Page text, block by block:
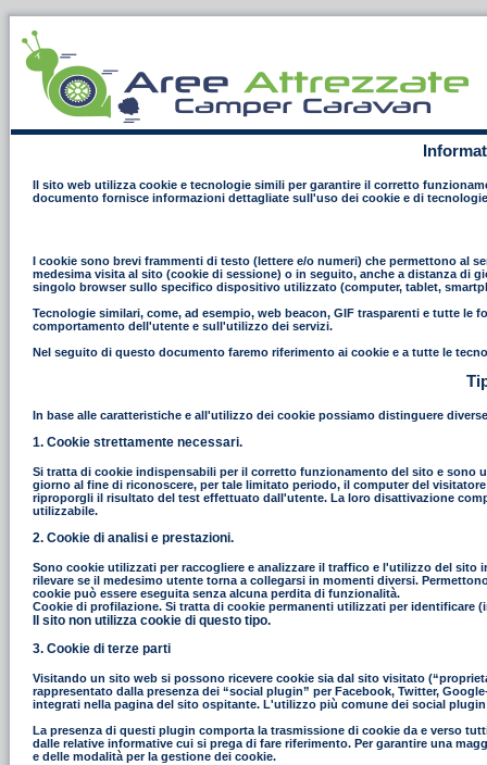
Il sito web utilizza cookie e tecnologie simili per garantire il corretto
documento fornisce informazioni dettagliate sull'uso dei cookie e di
I cookie sono brevi frammenti di testo (lettere e/o numeri) che permettono al
medesima visita al sito (cookie di sessione) o in seguito, anche a distanza di
singolo browser sullo specifico dispositivo utilizzato (computer, tablet,
Tecnologie similari, come, ad esempio, web beacon, GIF trasparenti e tutte
comportamento dell'utente e sull'utilizzo dei servizi.
Nel seguito di questo documento faremo riferimento ai cookie e a tutte le
In base alle caratteristiche e all'utilizzo dei cookie possiamo distinguere
1. Cookie strettamente necessari.
Si tratta di cookie indispensabili per il corretto funzionamento del sito e sono
giorno al fine di riconoscere, per tale limitato periodo, il computer del
riproporgli il risultato del test effettuato dall'utente. La loro disattivazione
utilizzabile.
2. Cookie di analisi e prestazioni.
Sono cookie utilizzati per raccogliere e analizzare il traffico e l'utilizzo del
rilevare se il medesimo utente torna a collegarsi in momenti diversi.
cookie può essere eseguita senza alcuna perdita di funzionalità.
Cookie di profilazione. Si tratta di cookie permanenti utilizzati per identificare
Il sito non utilizza cookie di questo tipo.
3. Cookie di terze parti
Visitando un sito web si possono ricevere cookie sia dal sito visitato
rappresentato dalla presenza dei “social plugin” per Facebook, Twitter,
integrati nella pagina del sito ospitante. L'utilizzo più comune dei social
La presenza di questi plugin comporta la trasmissione di cookie da e verso
dalle relative informative cui si prega di fare riferimento. Per garantire una
e delle modalità per la gestione dei cookie.